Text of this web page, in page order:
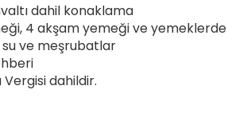
dahil konaklama
4 akşam yemeği ve yemeklerde
su ve meşrubatlar
dahildir.